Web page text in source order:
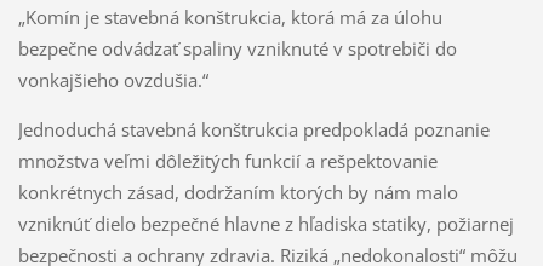
„Komín je stavebná konštrukcia, ktorá má za úlohu
bezpečne odvádzať spaliny vzniknuté v spotrebiči do
vonkajšieho ovzdušia.“
Jednoduchá stavebná konštrukcia predpokladá poznanie
množstva veľmi dôležitých funkcií a rešpektovanie
konkrétnych zásad, dodržaním ktorých by nám malo
vzniknúť dielo bezpečné hlavne z hľadiska statiky, požiarnej
bezpečnosti a ochrany zdravia. Riziká „nedokonalosti“ môžu